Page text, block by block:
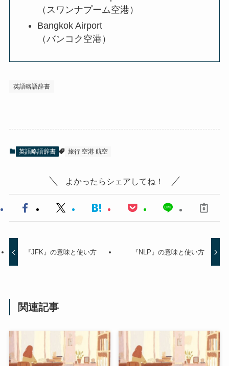
（スワンナプーム空港）
Bangkok Airport
（バンコク空港）
英語略語辞書
英語略語辞書 旅行 空港 航空
よかったらシェアしてね！
『JFK』の意味と使い方 『NLP』の意味と使い方
関連記事